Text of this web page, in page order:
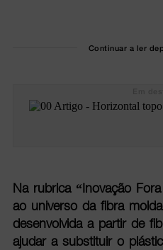
Continuar a ler
Na rubrica “Inovação
ao universo da fibra
desenvolvida a partir de
ajudar a substituir o